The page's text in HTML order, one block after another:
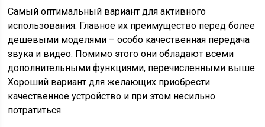
Самый оптимальный вариант для активного
использования. Главное их преимущество перед более
дешевыми моделями – особо качественная передача
звука и видео. Помимо этого они обладают всеми
дополнительными функциями, перечисленными выше.
Хороший вариант для желающих приобрести
качественное устройство и при этом несильно
потратиться.